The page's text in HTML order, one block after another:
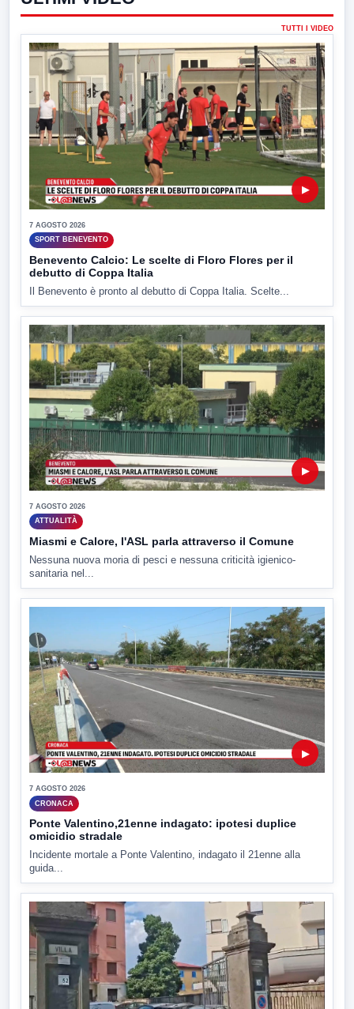
TUTTI I VIDEO
▶
7 AGOSTO 2026
SPORT BENEVENTO
Benevento Calcio: Le scelte di Floro Flores per il
debutto di Coppa Italia
Il Benevento è pronto al debutto di Coppa Italia. Scelte...
▶
7 AGOSTO 2026
ATTUALITÀ
Miasmi e Calore, l'ASL parla attraverso il Comune
Nessuna nuova moria di pesci e nessuna criticità igienico-
sanitaria nel...
▶
7 AGOSTO 2026
CRONACA
Ponte Valentino,21enne indagato: ipotesi duplice
omicidio stradale
Incidente mortale a Ponte Valentino, indagato il 21enne alla
guida...